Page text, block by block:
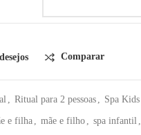
Comparar
, Ritual para 2 pessoas , Spa Kids
e filha, mãe e filho , spa infantil ,